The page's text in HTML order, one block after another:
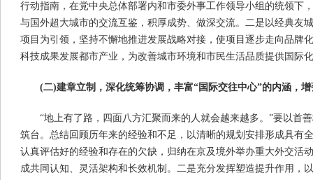
行动指南，在党中央总体部署内和市委外事工作领导小组的统领下
与国外超大城市的交流互鉴，积厚成势、做深交流。二是以经典友
项目为引领，坚持不懈地推进发展战略对接，使项目逐步走向品牌
科技成果发展都市产业，为改善城市环境和市民生活品质提供国际
(二)建章立制，深化统筹协调，丰富“国际交往中心”的内涵，
“地上有了路，四面八方汇聚而来的人就会越来越多。”要以首
筑台。总结回顾历年来的经验和不足，以清晰的规划安排形成具有
认真评估好的经验和存在的欠缺，归纳在京及境外举办重大外交活
成共同认知、灵活架构和长效机制。二是充分发挥塑造提升作用，